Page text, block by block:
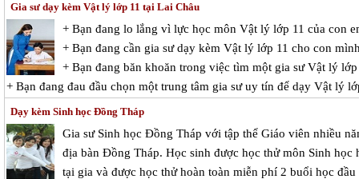
Gia sư dạy kèm Vật lý lớp 11 tại Lai Châu
+ Bạn đang lo lắng vì lực học môn Vật lý lớp 11 của con
+ Bạn đang cần gia sư dạy kèm Vật lý lớp 11 cho con
+ Bạn đang băn khoăn trong việc tìm một gia sư Vật lý
+ Bạn đang đau đầu chọn một trung tâm gia sư uy tín để dạy Vật lý
Dạy kèm Sinh học Đồng Tháp
Gia sư Sinh học Đồng Tháp với tập thể Giáo viên nhiều
địa bàn Đồng Tháp. Học sinh được học thử môn Sinh
tại gia và được học thử hoàn toàn miễn phí 2 buổi học